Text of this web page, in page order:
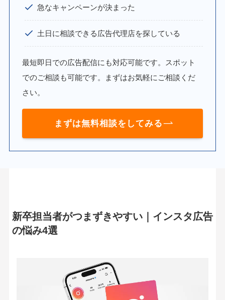
急なキャンペーンが決まった
土日に相談できる広告代理店を探している
最短即日での広告配信にも対応可能です。スポット
でのご相談も可能です。まずはお気軽にご相談くだ
さい。
まずは無料相談をしてみる
新卒担当者がつまずきやすい｜インスタ広告
の悩み4選